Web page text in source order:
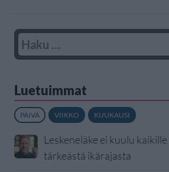
Luetuimmat
PÄIVÄ VIIKKO KUUKAUSI
Leskeneläke ei kuulu
tärkeästä ikärajasta